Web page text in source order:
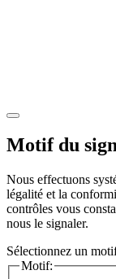
Motif du
Nous effectuons
légalité et la
contrôles vous
nous le signaler.
Sélectionnez un
Motif: